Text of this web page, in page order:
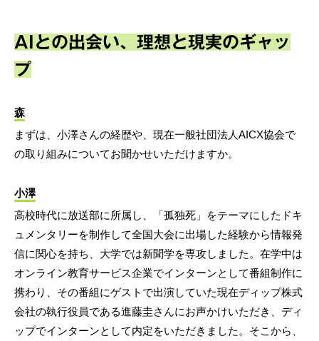
AIとの出会い、理想と現実のギャッ
プ
森
まずは、小澤さんの経歴や、現在一般社団法人AICX協会で
の取り組みについてお聞かせいただけますか。
小澤
高校時代に放送部に所属し、「孤独死」をテーマにしたドキ
ュメンタリーを制作して全国大会に出場した経験から情報発
信に関心を持ち、大学では新聞学を専攻しました。在学中は
オンライン教育サービス企業でインターンとして番組制作に
携わり、その番組にゲストで出演していた現在ディップ株式
会社の執行役員である進藤圭さんにお声かけいただき、ディ
ップでインターンとして内定をいただきました。そこから、